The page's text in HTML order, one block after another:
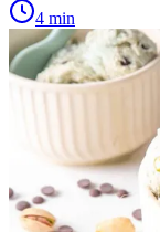
4 min